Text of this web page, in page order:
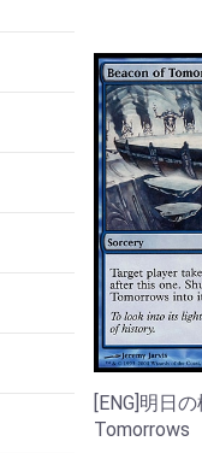
[ENG]明日
Tomorrows